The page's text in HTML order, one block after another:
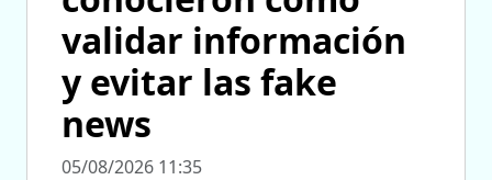
validar información
y evitar las fake
news
05/08/2026 11:35